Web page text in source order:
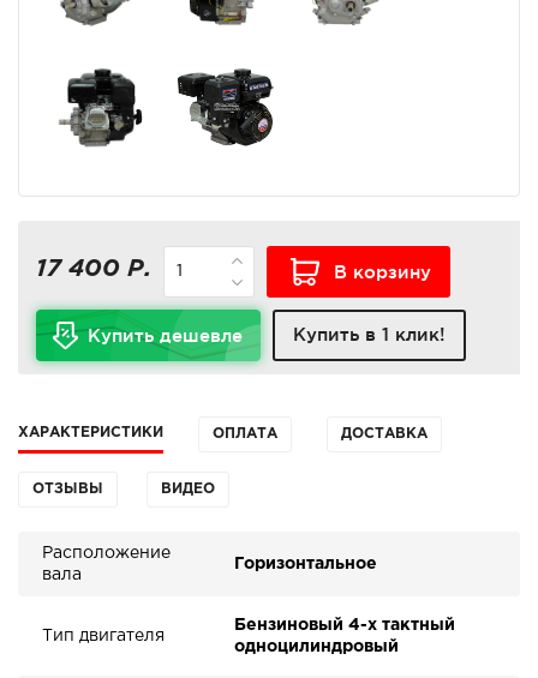
17 400 Р. В корзину
Купить дешевле Купить в 1 клик!
ХАРАКТЕРИСТИКИ ОПЛАТА ДОСТАВКА
ОТЗЫВЫ ВИДЕО
Расположение
вала
Горизонтальное
Тип двигателя
Бензиновый 4-х тактный
одноцилиндровый